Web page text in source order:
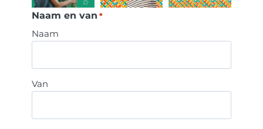
Naam en van *
Naam
Van